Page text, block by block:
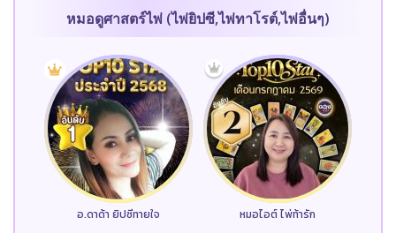
หมอดูศาสตร์ไพ่ (ไพ่ยิปซี,ไพ่ทาโรต์,ไพ่อื่นๆ)
อ.ดาด้า ยิปซีทายใจ หมอไอต์ ไพ่ท้ารัก